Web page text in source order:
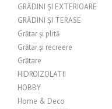
GRĂDINI ȘI EXTERIOARE
GRĂDINI ȘI TERASE
Grătar și plită
Grătar și recreere
Grătare
HIDROIZOLATII
HOBBY
Home & Deco